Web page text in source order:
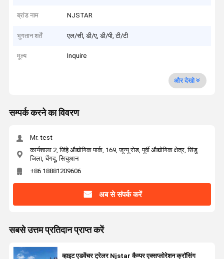
ब्रांड नाम NJSTAR
भुगतान शर्तें एल/सी, डी/ए, डी/पी, टी/टी
मूल्य Inquire
और देखो
सम्पर्क करने का विवरण
Mr. test
कार्यशाला 2, जिंहे औद्योगिक पार्क, 169, जून्यू रोड, पूर्वी औद्योगिक क्षेत्र, सिंडु
जिला, चेंगदू, सिचुआन
+86 18881209606
अब से संपर्क करें
सबसे उत्तम प्रतिदान प्राप्त करें
व्हाइट एडवेंचर ट्रेलर Njstar कैम्पर एक्सप्लोरेशन क्रॉसिंग